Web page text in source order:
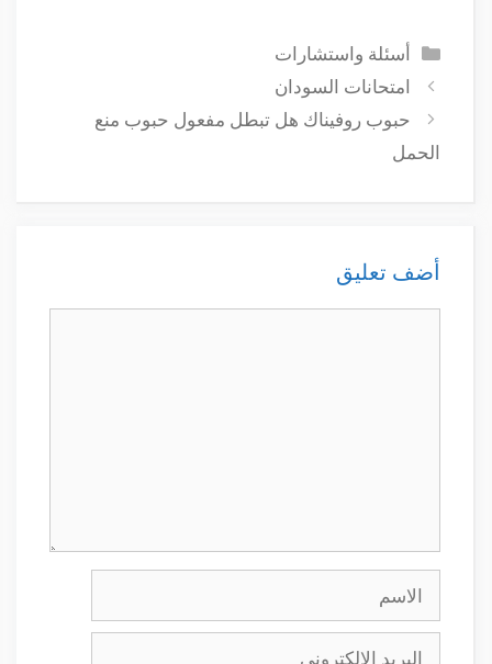
التصنيفات
أسئلة واستشارات
امتحانات السودان
حبوب روفيناك هل تبطل مفعول حبوب منع
الحمل
أضف تعليق